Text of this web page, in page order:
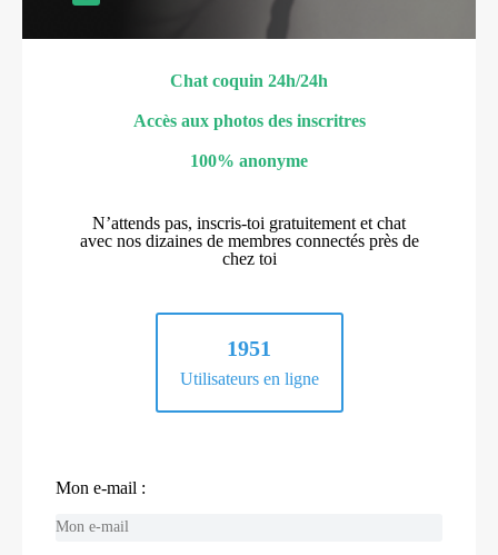
Chat coquin 24h/24h
Accès aux photos des inscritres
100% anonyme
N’attends pas, inscris-toi gratuitement et chat
avec nos dizaines de membres connectés près de
chez toi
1951
Utilisateurs en ligne
Mon e-mail :